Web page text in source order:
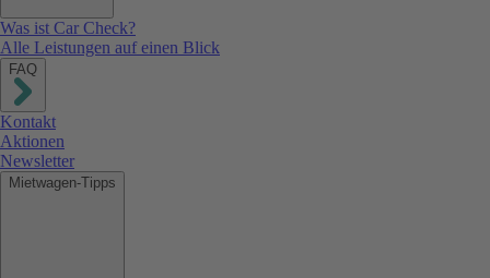
Was ist Car Check?
Alle Leistungen auf einen Blick
FAQ
Kontakt
Aktionen
Newsletter
Mietwagen-Tipps